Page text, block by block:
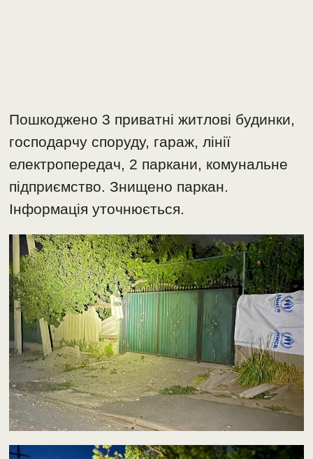
Пошкоджено 3 приватні житлові будинки,
господарчу споруду, гараж, лінії
електропередач, 2 паркани, комунальне
підприємство. Знищено паркан.
Інформація уточнюється.